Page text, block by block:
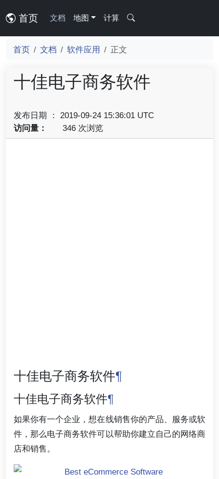
首页 文档 地图 计算
首页 文档 软件应用 正文
十佳电子商务软件
发布日期 ： 2019-09-24 15:36:01 UTC
访问量：
346 次浏览
十佳电子商务软件¶
十佳电子商务软件¶
如果你有一个企业，想在线销售你的产品、服务或软
件，那么电子商务软件可以帮助你建立自己的网络商
店和销售。